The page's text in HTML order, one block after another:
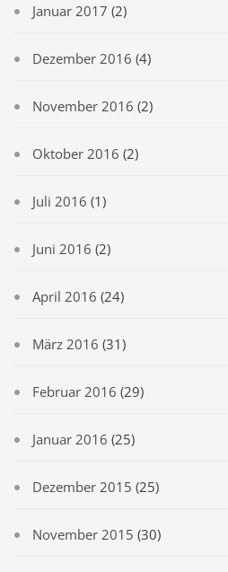
Januar 2017 (2)
Dezember 2016 (4)
November 2016 (2)
Oktober 2016 (2)
Juli 2016 (1)
Juni 2016 (2)
April 2016 (24)
März 2016 (31)
Februar 2016 (29)
Januar 2016 (25)
Dezember 2015 (25)
November 2015 (30)